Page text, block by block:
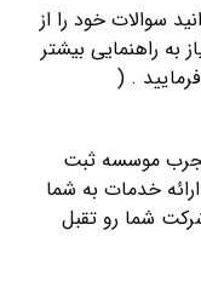
سوالات خود را از
راهنمایی بیشتر
. (
موسسه ثبت
خدمات به شما
شما رو تقبل